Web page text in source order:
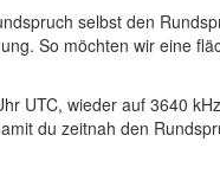
selbst den
So möchten wir eine
UTC, wieder auf 3640
du zeitnah den